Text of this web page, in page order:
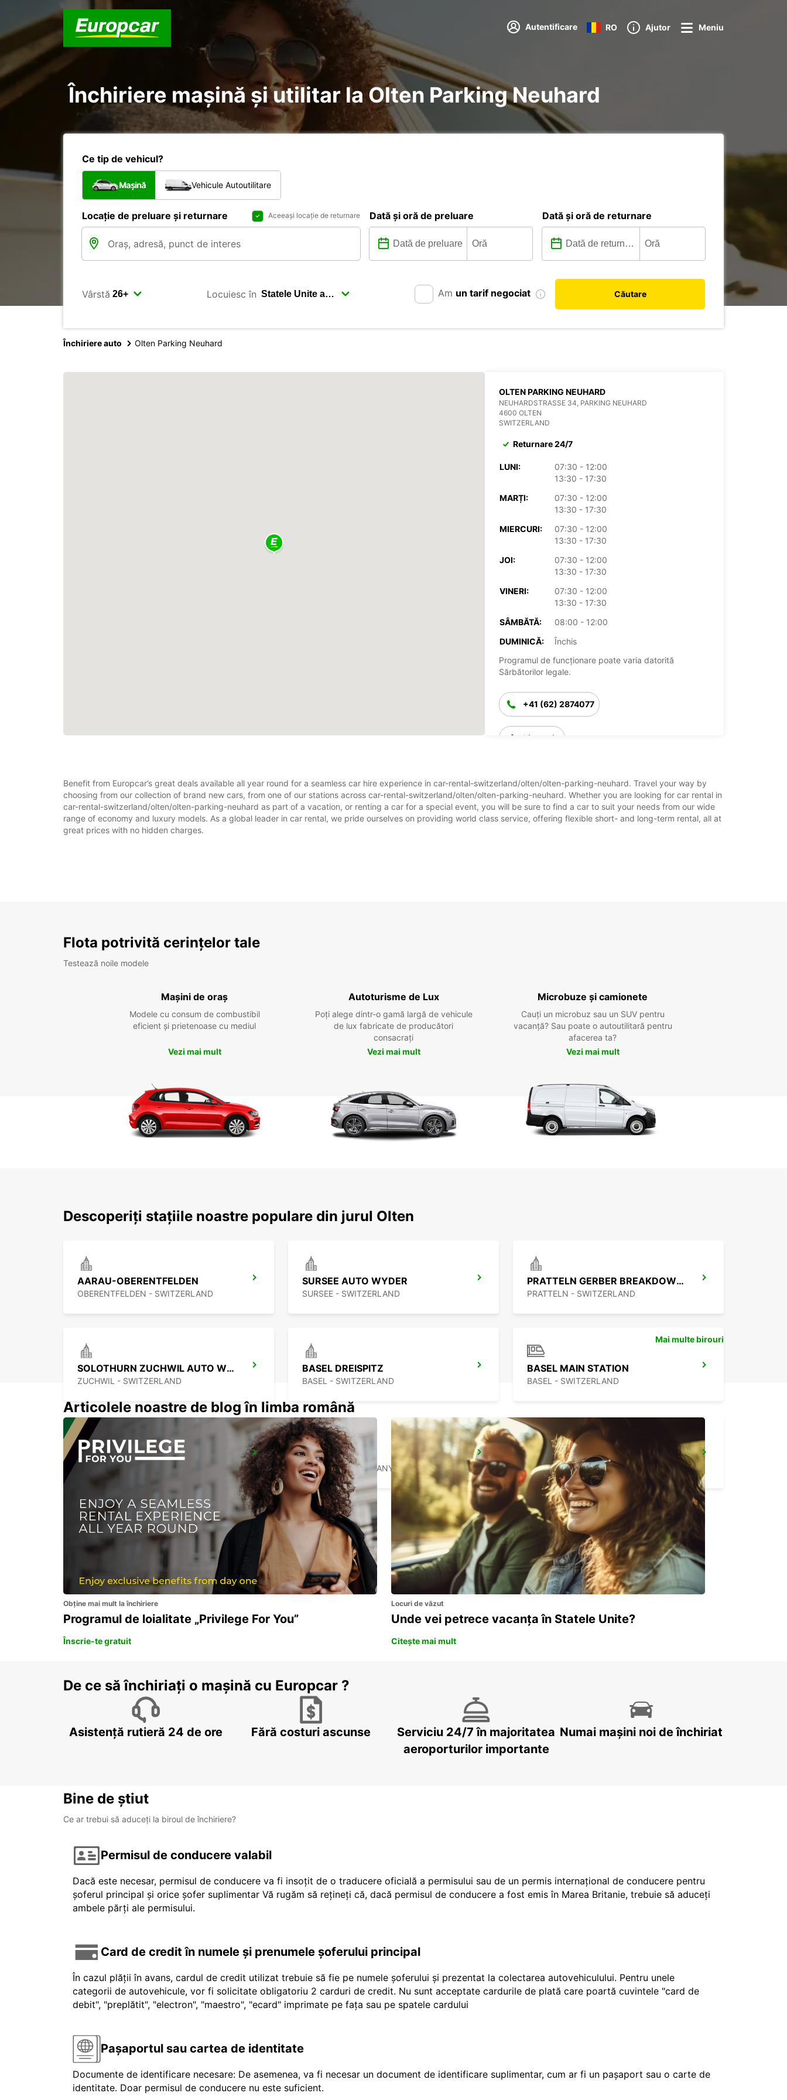
Autentificare RO Ajutor Meniu
Închiriere mașină și utilitar la Olten Parking Neuhard
Ce tip de vehicul?
Mașină Vehicule Autoutilitare
Locație de preluare și returnare Aceeași locație de returnare Dată și oră de preluare Dată și oră de returnare
Vârstă Locuiesc în Am un tarif negociat Căutare
Închiriere auto Olten Parking Neuhard
OLTEN PARKING NEUHARD
NEUHARDSTRASSE 34, PARKING NEUHARD
4600 OLTEN
SWITZERLAND
Returnare 24/7
LUNI:
07:30 - 12:00
13:30 - 17:30
MARȚI:
07:30 - 12:00
13:30 - 17:30
MIERCURI:
07:30 - 12:00
13:30 - 17:30
JOI:
07:30 - 12:00
13:30 - 17:30
VINERI:
07:30 - 12:00
13:30 - 17:30
SÂMBĂTĂ:
08:00 - 12:00
DUMINICĂ:
Închis
Programul de funcționare poate varia datorită
Sărbătorilor legale.
+41 (62) 2874077
Itinerariu
Benefit from Europcar’s great deals available all year round for a seamless car hire experience in car-rental-switzerland/olten/olten-parking-neuhard. Travel your way by
choosing from our collection of brand new cars, from one of our stations across car-rental-switzerland/olten/olten-parking-neuhard. Whether you are looking for car rental in
car-rental-switzerland/olten/olten-parking-neuhard as part of a vacation, or renting a car for a special event, you will be sure to find a car to suit your needs from our wide
range of economy and luxury models. As a global leader in car rental, we pride ourselves on providing world class service, offering flexible short- and long-term rental, all at
great prices with no hidden charges.
Flota potrivită cerințelor tale
Testează noile modele
Mașini de oraș
Modele cu consum de combustibil
eficient și prietenoase cu mediul
Vezi mai mult
Autoturisme de Lux
Poți alege dintr-o gamă largă de vehicule
de lux fabricate de producători
consacrați
Vezi mai mult
Microbuze și camionete
Cauți un microbuz sau un SUV pentru
vacanță? Sau poate o autoutilitară pentru
afacerea ta?
Vezi mai mult
Descoperiți stațiile noastre populare din jurul Olten
AARAU-OBERENTFELDEN
OBERENTFELDEN - SWITZERLAND
SURSEE AUTO WYDER
SURSEE - SWITZERLAND
PRATTELN GERBER BREAKDOWN SERVICE
PRATTELN - SWITZERLAND
SOLOTHURN ZUCHWIL AUTO WEBER
ZUCHWIL - SWITZERLAND
BASEL DREISPITZ
BASEL - SWITZERLAND
BASEL MAIN STATION
BASEL - SWITZERLAND
BASEL MESSEPLATZ
BASEL - SWITZERLAND
LOERRACH
LOERRACH - GERMANY
KIRCHBERG BURGDORF
KIRCHBERG - SWITZERLAND
Mai multe birouri
Articolele noastre de blog în limba română
Obține mai mult la închiriere
Programul de loialitate „Privilege For You”
Înscrie-te gratuit
Locuri de văzut
Unde vei petrece vacanța în Statele Unite?
Citește mai mult
De ce să închiriați o mașină cu Europcar ?
Asistență rutieră 24 de ore Fără costuri ascunse
Serviciu 24/7 în majoritatea
aeroporturilor importante
Numai mașini noi de închiriat
Bine de știut
Ce ar trebui să aduceți la biroul de închiriere?
Permisul de conducere valabil
Dacă este necesar, permisul de conducere va fi insoțit de o traducere oficială a permisului sau de un permis internațional de conducere pentru
șoferul principal și orice șofer suplimentar Vă rugăm să rețineți că, dacă permisul de conducere a fost emis în Marea Britanie, trebuie să aduceți
ambele părți ale permisului.
Card de credit în numele și prenumele șoferului principal
În cazul plății în avans, cardul de credit utilizat trebuie să fie pe numele șoferului și prezentat la colectarea autovehiculului. Pentru unele
categorii de autovehicule, vor fi solicitate obligatoriu 2 carduri de credit. Nu sunt acceptate cardurile de plată care poartă cuvintele "card de
debit", "preplătit", "electron", "maestro", "ecard" imprimate pe fața sau pe spatele cardului
Pașaportul sau cartea de identitate
Documente de identificare necesare: De asemenea, va fi necesar un document de identificare suplimentar, cum ar fi un pașaport sau o carte de
identitate. Doar permisul de conducere nu este suficient.